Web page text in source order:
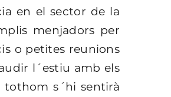
en el sector de la
menjadors per
o petites reunions
l´estiu amb els
tothom s´hi sentirà